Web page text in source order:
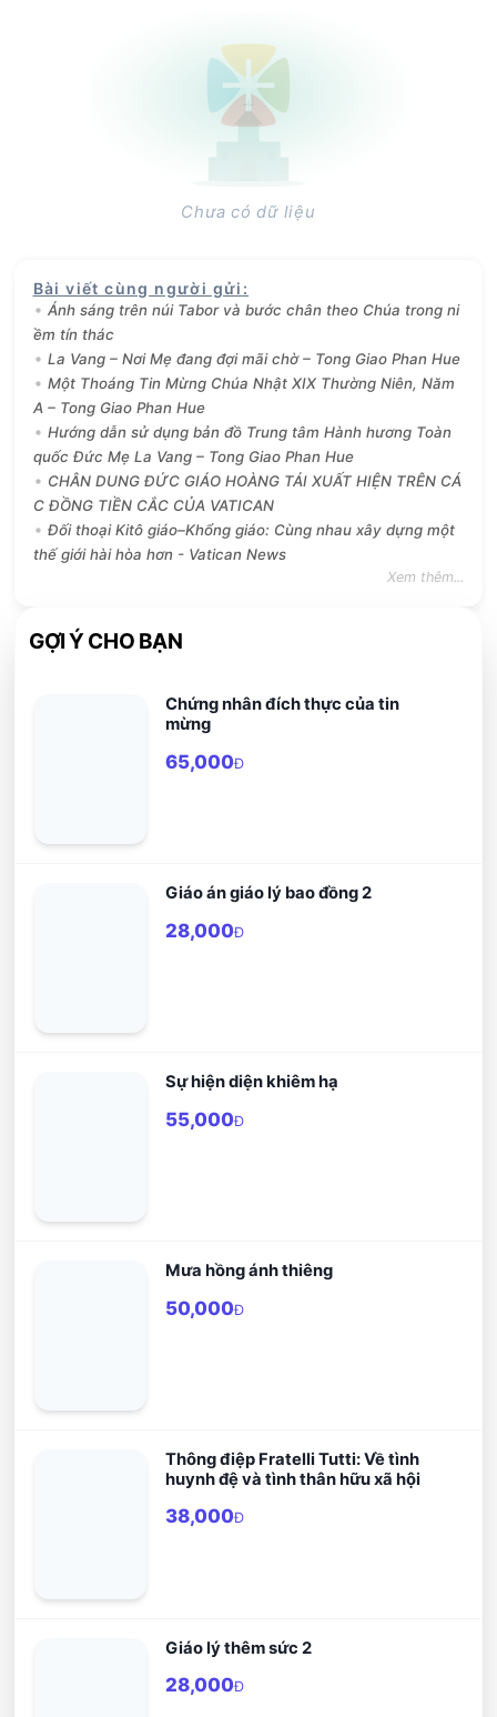
Chưa có dữ liệu
Bài viết cùng người gửi :
Ánh sáng trên núi Tabor và bước chân theo Chúa trong ni
ềm tín thác
La Vang – Nơi Mẹ đang đợi mãi chờ – Tong Giao Phan Hue
Một Thoáng Tin Mừng Chúa Nhật XIX Thường Niên, Năm
A – Tong Giao Phan Hue
Hướng dẫn sử dụng bản đồ Trung tâm Hành hương Toàn
quốc Đức Mẹ La Vang – Tong Giao Phan Hue
CHÂN DUNG ĐỨC GIÁO HOÀNG TÁI XUẤT HIỆN TRÊN CÁ
C ĐỒNG TIỀN CẮC CỦA VATICAN
Đối thoại Kitô giáo–Khổng giáo: Cùng nhau xây dựng một
thế giới hài hòa hơn - Vatican News
Xem thêm...
GỢI Ý CHO BẠN
Chứng nhân đích thực của tin
mừng
65,000Đ
Giáo án giáo lý bao đồng 2
28,000Đ
Sự hiện diện khiêm hạ
55,000Đ
Mưa hồng ánh thiêng
50,000Đ
Thông điệp Fratelli Tutti: Về tình
huynh đệ và tình thân hữu xã hội
38,000Đ
Giáo lý thêm sức 2
28,000Đ